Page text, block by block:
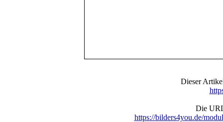
Dieser
Die
https://bilders4you.de/